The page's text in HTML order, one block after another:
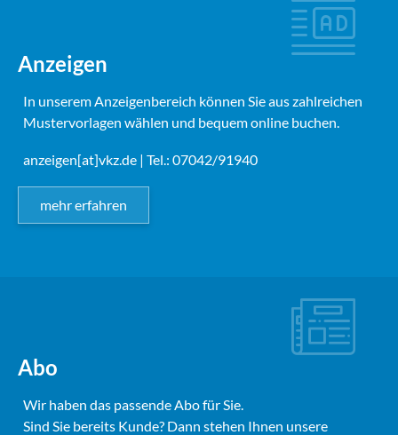
Anzeigen
In unserem Anzeigenbereich können Sie aus zahlreichen
Mustervorlagen wählen und bequem online buchen.
anzeigen[at]vkz.de | Tel.: 07042/91940
mehr erfahren
Abo
Wir haben das passende Abo für Sie.
Sind Sie bereits Kunde? Dann stehen Ihnen unsere